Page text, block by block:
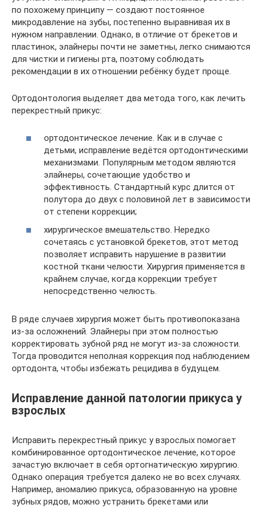
по похожему принципу — создают постоянное
микродавление на зубы, постепенно выравнивая их в
нужном направлении. Однако, в отличие от брекетов и
пластинок, элайнеры почти не заметны, легко снимаются
для чистки и гигиены рта, поэтому соблюдать
рекомендации в их отношении ребёнку будет проще.
Ортодонтология выделяет два метода того, как лечить
перекрестный прикус:
ортодонтическое лечение. Как и в случае с
детьми, исправление ведётся ортодонтическими
механизмами. Популярным методом являются
элайнеры, сочетающие удобство и
эффективность. Стандартный курс длится от
полутора до двух с половиной лет в зависимости
от степени коррекции;
хирургическое вмешательство. Нередко
сочетаясь с установкой брекетов, этот метод
позволяет исправить нарушение в развитии
костной ткани челюсти. Хирургия применяется в
крайнем случае, когда коррекции требует
непосредственно челюсть.
В ряде случаев хирургия может быть противопоказана
из-за осложнений. Элайнеры при этом полностью
корректировать зубной ряд не могут из-за сложности.
Тогда проводится неполная коррекция под наблюдением
ортодонта, чтобы избежать рецидива в будущем.
Исправление данной патологии прикуса у
взрослых
Исправить перекрестный прикус у взрослых помогает
комбинированное ортодонтическое лечение, которое
зачастую включает в себя ортогнатическую хирургию.
Однако операция требуется далеко не во всех случаях.
Например, аномалию прикуса, образованную на уровне
зубных рядов, можно устранить брекетами или